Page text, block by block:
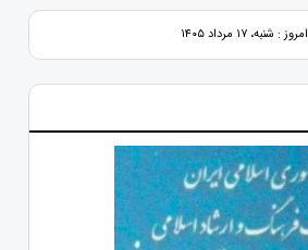
امروز : شنبه، ۱۷ مرداد ۱۴۰۵